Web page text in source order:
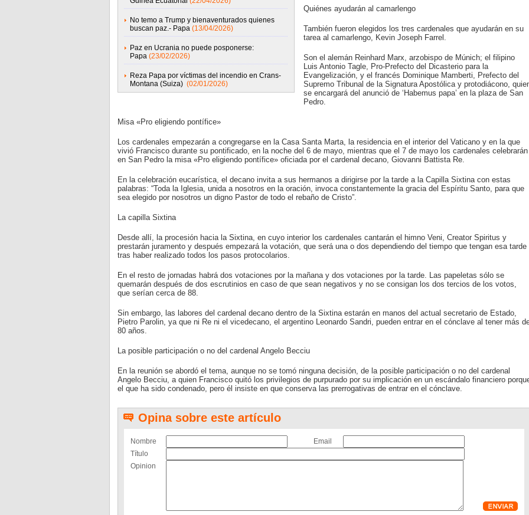
No temo a Trump y bienaventurados quienes
buscan paz.- Papa (13/04/2026)
Paz en Ucrania no puede posponerse:
Papa (23/02/2026)
Reza Papa por víctimas del incendio en Crans-
Montana (Suiza) (02/01/2026)
Quiénes ayudarán al camarlengo
También fueron elegidos los tres cardenales que ayudarán en su
tarea al camarlengo, Kevin Joseph Farrel.
Son el alemán Reinhard Marx, arzobispo de Múnich; el filipino
Luis Antonio Tagle, Pro-Prefecto del Dicasterio para la
Evangelización, y el francés Dominique Mamberti, Prefecto del
Supremo Tribunal de la Signatura Apostólica y protodiácono,
se encargará del anunció de ‘Habemus papa’ en la plaza de San
Pedro.
Misa «Pro eligiendo pontífice»
Los cardenales empezarán a congregarse en la Casa Santa Marta, la residencia en el interior del Vaticano y en la que
vivió Francisco durante su pontificado, en la noche del 6 de mayo, mientras que el 7 de mayo los cardenales celebrarán
en San Pedro la misa «Pro eligiendo pontífice» oficiada por el cardenal decano, Giovanni Battista Re.
En la celebración eucarística, el decano invita a sus hermanos a dirigirse por la tarde a la Capilla Sixtina con estas
palabras: “Toda la Iglesia, unida a nosotros en la oración, invoca constantemente la gracia del Espíritu Santo, para que
sea elegido por nosotros un digno Pastor de todo el rebaño de Cristo”.
La capilla Sixtina
Desde allí, la procesión hacia la Sixtina, en cuyo interior los cardenales cantarán el himno Veni, Creator Spiritus y
prestarán juramento y después empezará la votación, que será una o dos dependiendo del tiempo que tengan esa tarde
tras haber realizado todos los pasos protocolarios.
En el resto de jornadas habrá dos votaciones por la mañana y dos votaciones por la tarde. Las papeletas sólo se
quemarán después de dos escrutinios en caso de que sean negativos y no se consigan los dos tercios de los votos,
que serían cerca de 88.
Sin embargo, las labores del cardenal decano dentro de la Sixtina estarán en manos del actual secretario de Estado,
Pietro Parolin, ya que ni Re ni el vicedecano, el argentino Leonardo Sandri, pueden entrar en el cónclave al tener más
80 años.
La posible participación o no del cardenal Angelo Becciu
En la reunión se abordó el tema, aunque no se tomó ninguna decisión, de la posible participación o no del cardenal
Angelo Becciu, a quien Francisco quitó los privilegios de purpurado por su implicación en un escándalo financiero
el que ha sido condenado, pero él insiste en que conserva las prerrogativas de entrar en el cónclave.
Opina sobre este artículo
Nombre
Email
Título
Opinion